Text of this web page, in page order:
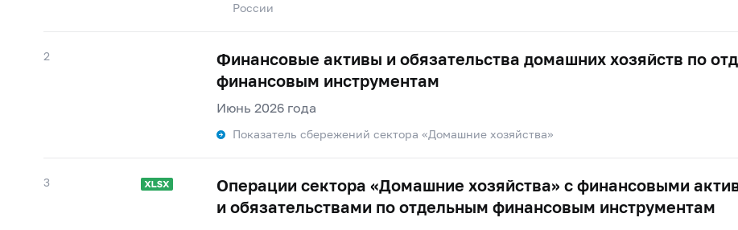
России
2
Финансовые активы и обязательства домашних хозяйств по
финансовым инструментам
Июнь 2026 года
Показатель сбережений сектора «Домашние хозяйства»
3
Операции сектора «Домашние хозяйства» с финансовыми
и обязательствами по отдельным финансовым инструментам